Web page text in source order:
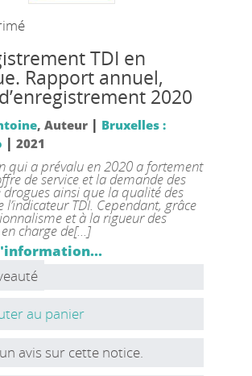
TDI en
Rapport annuel,
2020
, Auteur | Bruxelles :
| 2021
qui a prévalu en 2020 a fortement
de service et la demande des
drogues ainsi que la qualité des
l’indicateur TDI. Cependant, grâce
et à la rigueur des
charge de[...]
au panier
avis sur cette notice.